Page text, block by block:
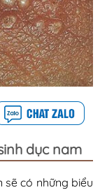
dục nam
sẽ có những biểu